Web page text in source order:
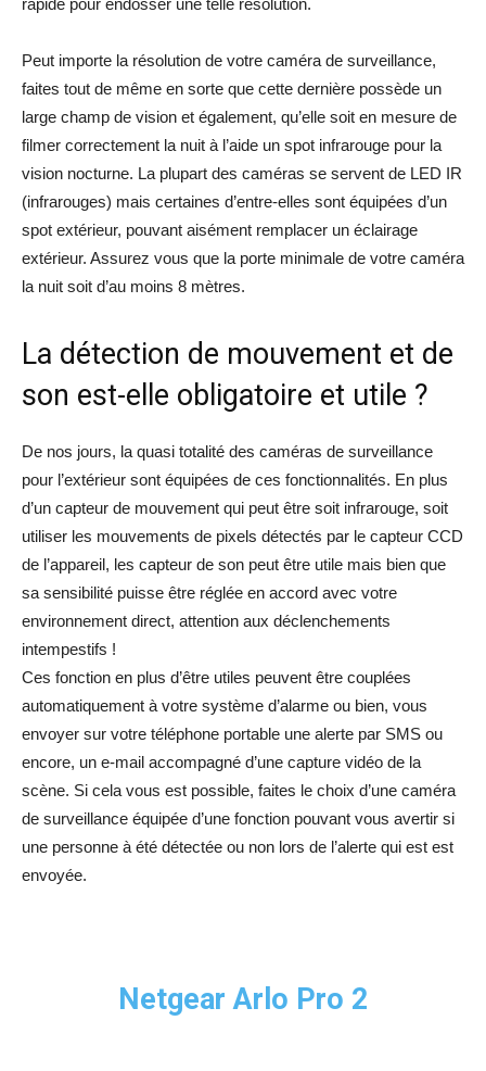
rapide pour endosser une telle résolution.
Peut importe la résolution de votre caméra de surveillance,
faites tout de même en sorte que cette dernière possède un
large champ de vision et également, qu’elle soit en mesure de
filmer correctement la nuit à l’aide un spot infrarouge pour la
vision nocturne. La plupart des caméras se servent de LED IR
(infrarouges) mais certaines d’entre-elles sont équipées d’un
spot extérieur, pouvant aisément remplacer un éclairage
extérieur. Assurez vous que la porte minimale de votre caméra
la nuit soit d’au moins 8 mètres.
La détection de mouvement et de
son est-elle obligatoire et utile ?
De nos jours, la quasi totalité des caméras de surveillance
pour l’extérieur sont équipées de ces fonctionnalités. En plus
d’un capteur de mouvement qui peut être soit infrarouge, soit
utiliser les mouvements de pixels détectés par le capteur CCD
de l’appareil, les capteur de son peut être utile mais bien que
sa sensibilité puisse être réglée en accord avec votre
environnement direct, attention aux déclenchements
intempestifs !
Ces fonction en plus d’être utiles peuvent être couplées
automatiquement à votre système d’alarme ou bien, vous
envoyer sur votre téléphone portable une alerte par SMS ou
encore, un e-mail accompagné d’une capture vidéo de la
scène. Si cela vous est possible, faites le choix d’une caméra
de surveillance équipée d’une fonction pouvant vous avertir si
une personne à été détectée ou non lors de l’alerte qui est est
envoyée.
Netgear Arlo Pro 2